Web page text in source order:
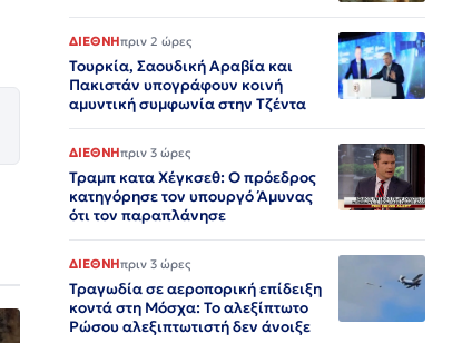
ΔΙΕΘΝΗπριν 2 ώρες
Τουρκία, Σαουδική Αραβία και
Πακιστάν υπογράφουν κοινή
αμυντική συμφωνία στην Τζέντα
ΔΙΕΘΝΗπριν 3 ώρες
Τραμπ κατα Χέγκσεθ: Ο πρόεδρος
κατηγόρησε τον υπουργό Άμυνας
ότι τον παραπλάνησε
ΔΙΕΘΝΗπριν 3 ώρες
Τραγωδία σε αεροπορική επίδειξη
κοντά στη Μόσχα: Το αλεξίπτωτο
Ρώσου αλεξιπτωτιστή δεν άνοιξε